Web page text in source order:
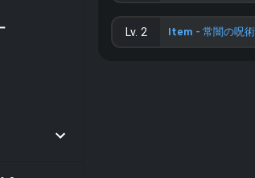
Lv. 2 Item - 常闇の呪